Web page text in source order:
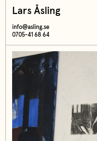
Lars Åsling
info@asling.se
0705-41 68 64